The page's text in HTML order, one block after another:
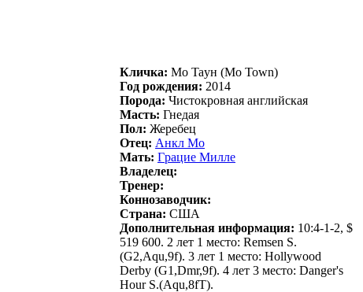
Кличка: Мо Taун (Mo Town)
Год рождения: 2014
Порода: Чистокровная английская
Масть: Гнедая
Пол: Жеребец
Отец: Aнкл Мo
Мать: Гpaциe Миллe
Владелец:
Тренер:
Коннозаводчик:
Страна: США
Дополнительная информация: 10:4-1-2, $
519 600. 2 лет 1 место: Remsen S.
(G2,Aqu,9f). 3 лет 1 место: Hollywood
Derby (G1,Dmr,9f). 4 лет 3 место: Danger's
Hour S.(Aqu,8fT).